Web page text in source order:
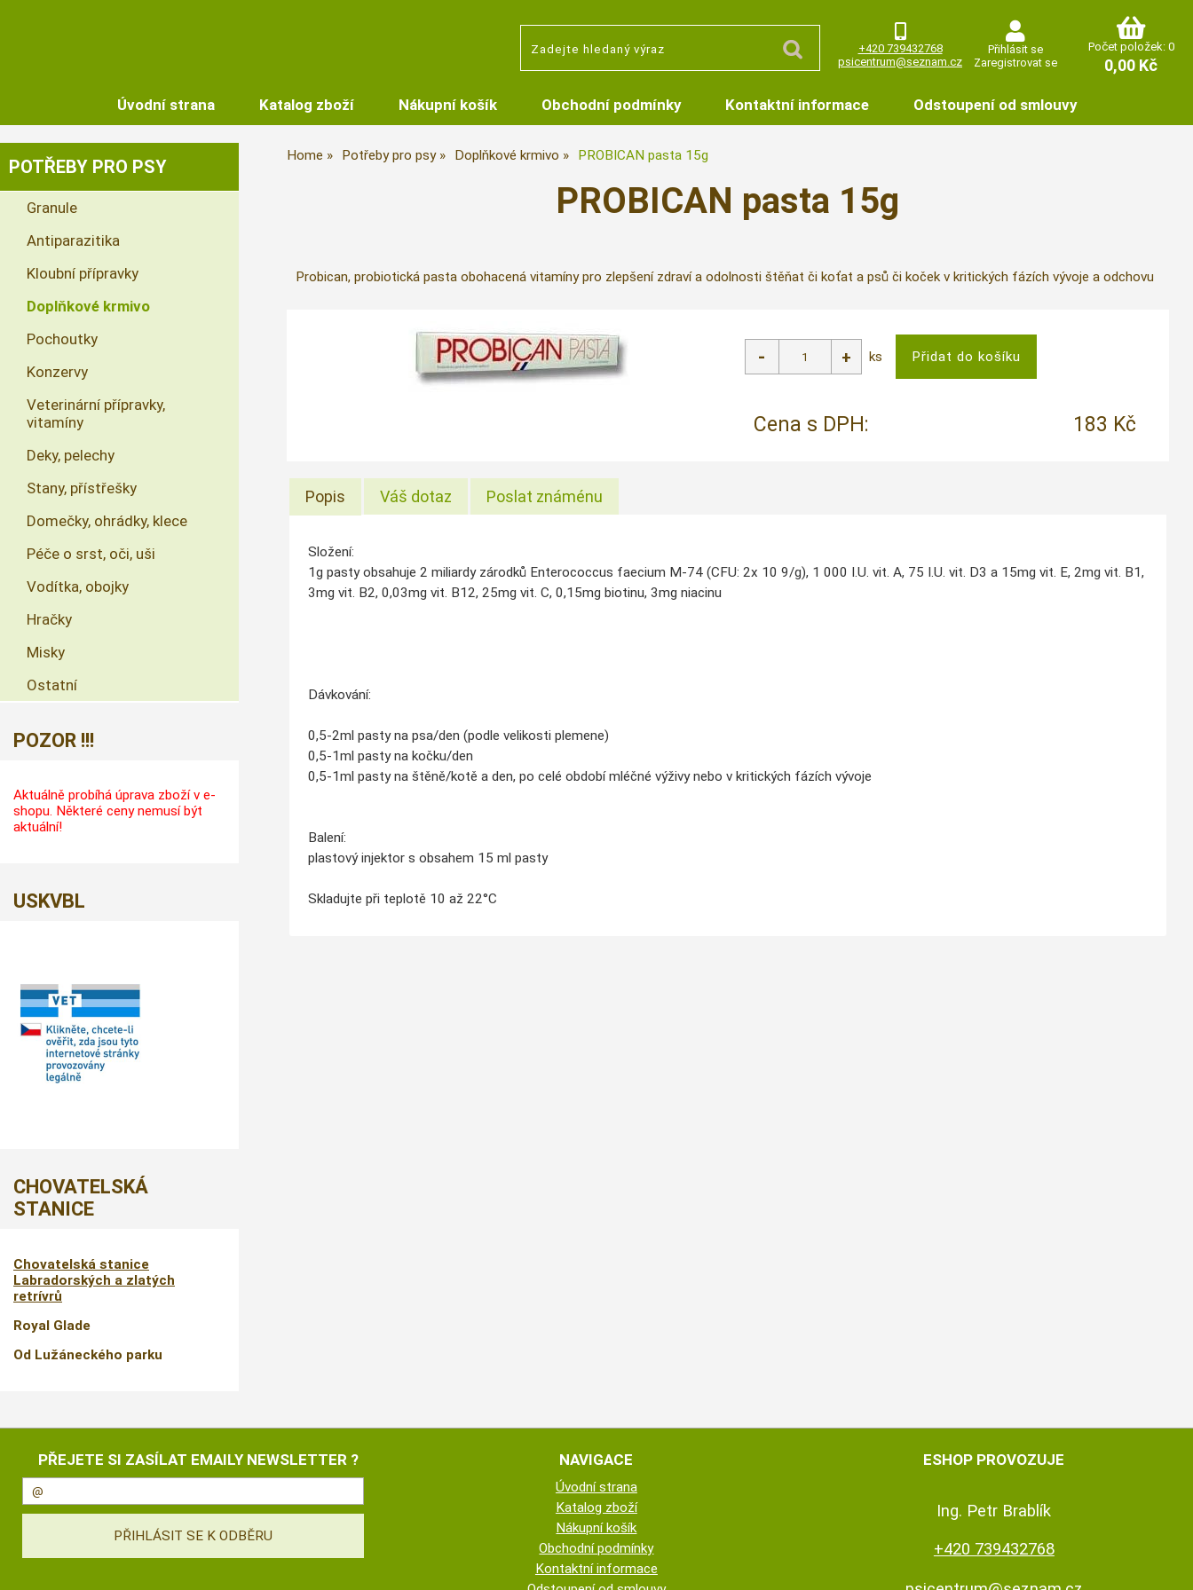
+420 739432768
psicentrum@seznam.cz
Přihlásit se
Zaregistrovat se
Počet položek: 0
0,00 Kč
Úvodní strana Katalog zboží Nákupní košík Obchodní podmínky Kontaktní informace Odstoupení od smlouvy
Home Potřeby pro psy Doplňkové krmivo PROBICAN pasta 15g
PROBICAN pasta 15g
Probican, probiotická pasta obohacená vitamíny pro zlepšení zdraví a odolnosti štěňat či koťat a psů či koček v kritických fázích vývoje a odchovu
ks
Cena s DPH: 183 Kč
Popis Váš dotaz Poslat známénu
Složení:
1g pasty obsahuje 2 miliardy zárodků Enterococcus faecium M-74 (CFU: 2x 10 9/g), 1 000 I.U. vit. A, 75 I.U. vit. D3 a 15mg vit. E, 2mg vit. B1,
3mg vit. B2, 0,03mg vit. B12, 25mg vit. C, 0,15mg biotinu, 3mg niacinu
Dávkování:
0,5-2ml pasty na psa/den (podle velikosti plemene)
0,5-1ml pasty na kočku/den
0,5-1ml pasty na štěně/kotě a den, po celé období mléčné výživy nebo v kritických fázích vývoje
Balení:
plastový injektor s obsahem 15 ml pasty
Skladujte při teplotě 10 až 22°C
POTŘEBY PRO PSY
Granule
Antiparazitika
Kloubní přípravky
Doplňkové krmivo
Pochoutky
Konzervy
Veterinární přípravky,
vitamíny
Deky, pelechy
Stany, přístřešky
Domečky, ohrádky, klece
Péče o srst, oči, uši
Vodítka, obojky
Hračky
Misky
Ostatní
POZOR !!!
Aktuálně probíhá úprava zboží v e-
shopu. Některé ceny nemusí být
aktuální!
USKVBL
CHOVATELSKÁ
STANICE
Chovatelská stanice
Labradorských a zlatých
retrívrů
Royal Glade
Od Lužáneckého parku
PŘEJETE SI ZASÍLAT EMAILY NEWSLETTER ? NAVIGACE
Úvodní strana
Katalog zboží
Nákupní košík
Obchodní podmínky
Kontaktní informace
ESHOP PROVOZUJE
Ing. Petr Brablík
+420 739432768